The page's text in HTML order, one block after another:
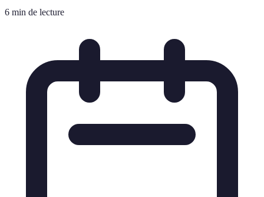
6 min de lecture